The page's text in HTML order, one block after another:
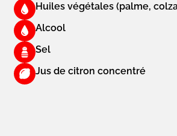
Huiles végétales (palme,
Alcool
Sel
Jus de citron concentré